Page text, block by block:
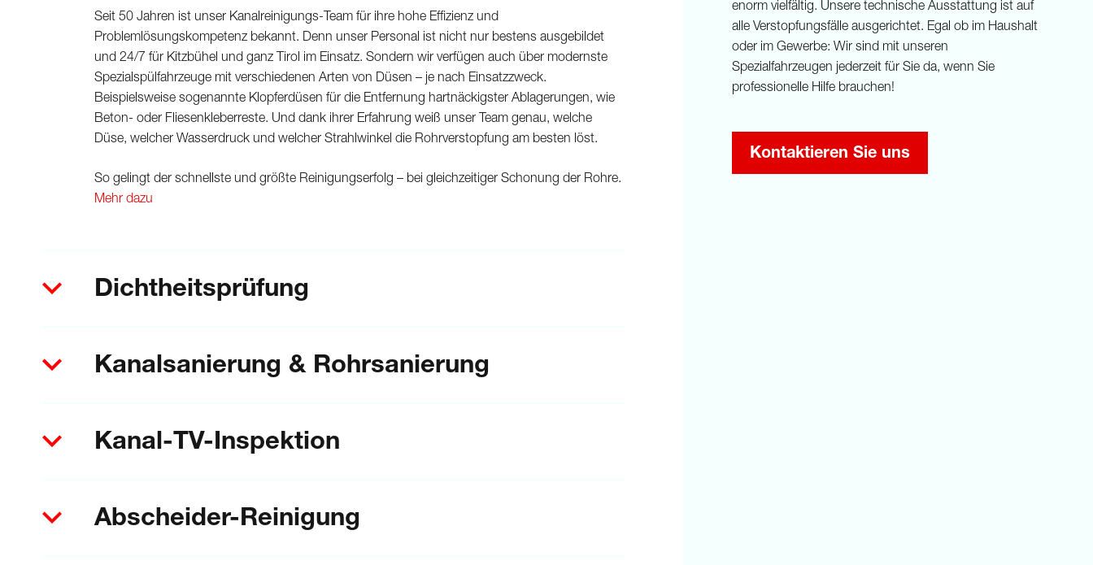
Seit 50 Jahren ist unser Kanalreinigungs-Team für ihre hohe Effizienz und
Problemlösungskompetenz bekannt. Denn unser Personal ist nicht nur bestens ausgebildet
und 24/7 für Kitzbühel und ganz Tirol im Einsatz. Sondern wir verfügen auch über modernste
Spezialspülfahrzeuge mit verschiedenen Arten von Düsen – je nach Einsatzzweck.
Beispielsweise sogenannte Klopferdüsen für die Entfernung hartnäckigster Ablagerungen, wie
Beton- oder Fliesenkleberreste. Und dank ihrer Erfahrung weiß unser Team genau, welche
Düse, welcher Wasserdruck und welcher Strahlwinkel die Rohrverstopfung am besten löst.
So gelingt der schnellste und größte Reinigungserfolg – bei gleichzeitiger Schonung der Rohre.
Mehr dazu
Dichtheitsprüfung
Kanalsanierung & Rohrsanierung
Kanal-TV-Inspektion
Abscheider-Reinigung
enorm vielfältig. Unsere technische Ausstattung ist auf
alle Verstopfungsfälle ausgerichtet. Egal ob im Haushalt
oder im Gewerbe: Wir sind mit unseren
Spezialfahrzeugen jederzeit für Sie da, wenn Sie
professionelle Hilfe brauchen!
Kontaktieren Sie uns